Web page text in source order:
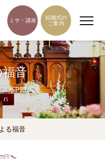
ミサ・講座
結婚式の
ご案内
音
る福音